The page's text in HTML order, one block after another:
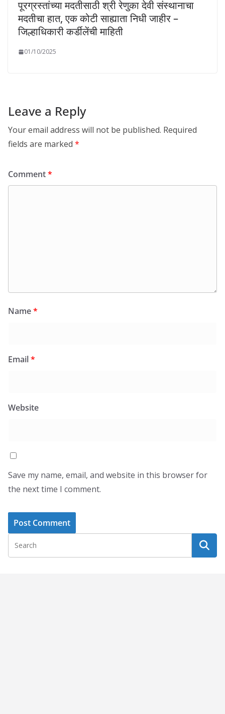
पूरग्रस्तांच्या मदतीसाठी श्री रेणुका देवी संस्थानाचा
मदतीचा हात, एक कोटी साह्याता निधी जाहीर –
जिल्हाधिकारी कर्डीलेंची माहिती
01/10/2025
Leave a Reply
Your email address will not be published. Required
fields are marked *
Comment*
Name*
Email*
Website
Save my name, email, and website in this browser for
the next time I comment.